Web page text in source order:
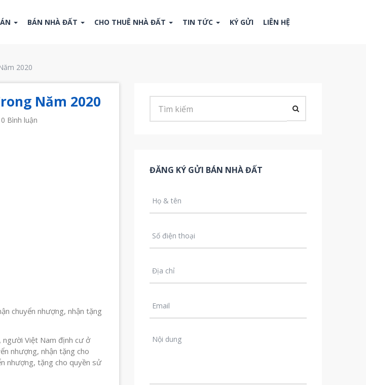
BÁN NHÀ ĐẤT CHO THUÊ NHÀ ĐẤT TIN TỨC KÝ GỬI LIÊN HỆ
2020
Năm 2020
0 Bình luận
chuyển nhượng, nhận tặng
người Việt Nam định cư ở
nhượng, nhận tặng cho
nhượng, tặng cho quyền sử
ĐĂNG KÝ GỬI BÁN NHÀ ĐẤT